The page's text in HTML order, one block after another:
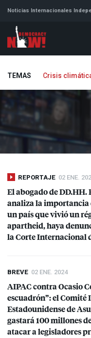
Noticias Internacionales
TEMAS Crisis
REPORTAJE 02 ENE.
El abogado de DD.HH.
analiza la importancia
un país que vivió un
apartheid, haya
la Corte Internacional
BREVE 02 ENE. 2024
AIPACcontra Ocasio
escuadrón”: el Comité
Estadounidense de
gastará 100 millones
atacar a legisladores